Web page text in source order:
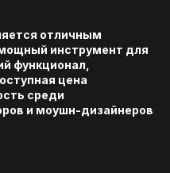
отличным
инструмент для
функционал,
цена
среди
и моушн-дизайнеров